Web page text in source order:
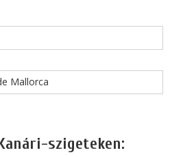
Mallorca
szigeteken: